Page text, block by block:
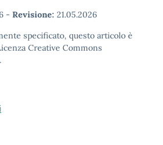
- Revisione: 21.05.2026
specificato, questo articolo è
Creative Commons